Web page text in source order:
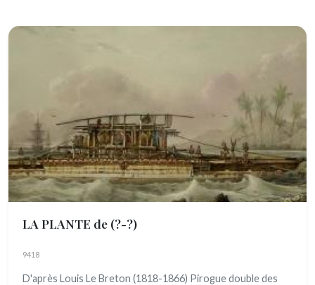
LA PLANTE de (?-?)
9418
D'après Louis Le Breton (1818-1866) Pirogue double des